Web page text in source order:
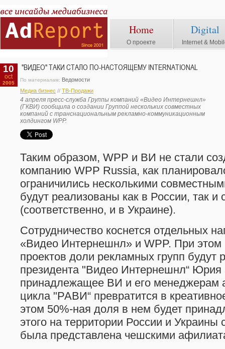
Home
О проекте
Digital
Internet &
10
oct
2005
"ВИДЕО" ТАКИ СТАЛО ПО-НАСТОЯЩЕМУ INTERNATIONAL
По материалам: Ведомости
Медиа бизнес // TВ-Продажи
4 апреля пресс-служба Группы компаний «Видео Интернешнл»
(ГКВИ) сообщила о создании Группой нескольких совместных
компаний с транснациональным рекламно-коммуникационным
холдингом WPP.
Таким образом, WPP и ВИ не стали
компанию WPP Russia, как
ограничились несколькими
будут реализованы как в России, так и
(соответственно, и в Украине).
Сотрудничество коснется отдельных
«Видео Интернешнл» и WPP. При этом
проектов доли рекламных групп
президента "Видео Интернешнл“ Юрия
принадлежащее ВИ и его менеджерам
цикла "РАВИ“ превратится в
этом 50%-ная доля в нем будет
этого на территории России и Украины
была представлена чешскими